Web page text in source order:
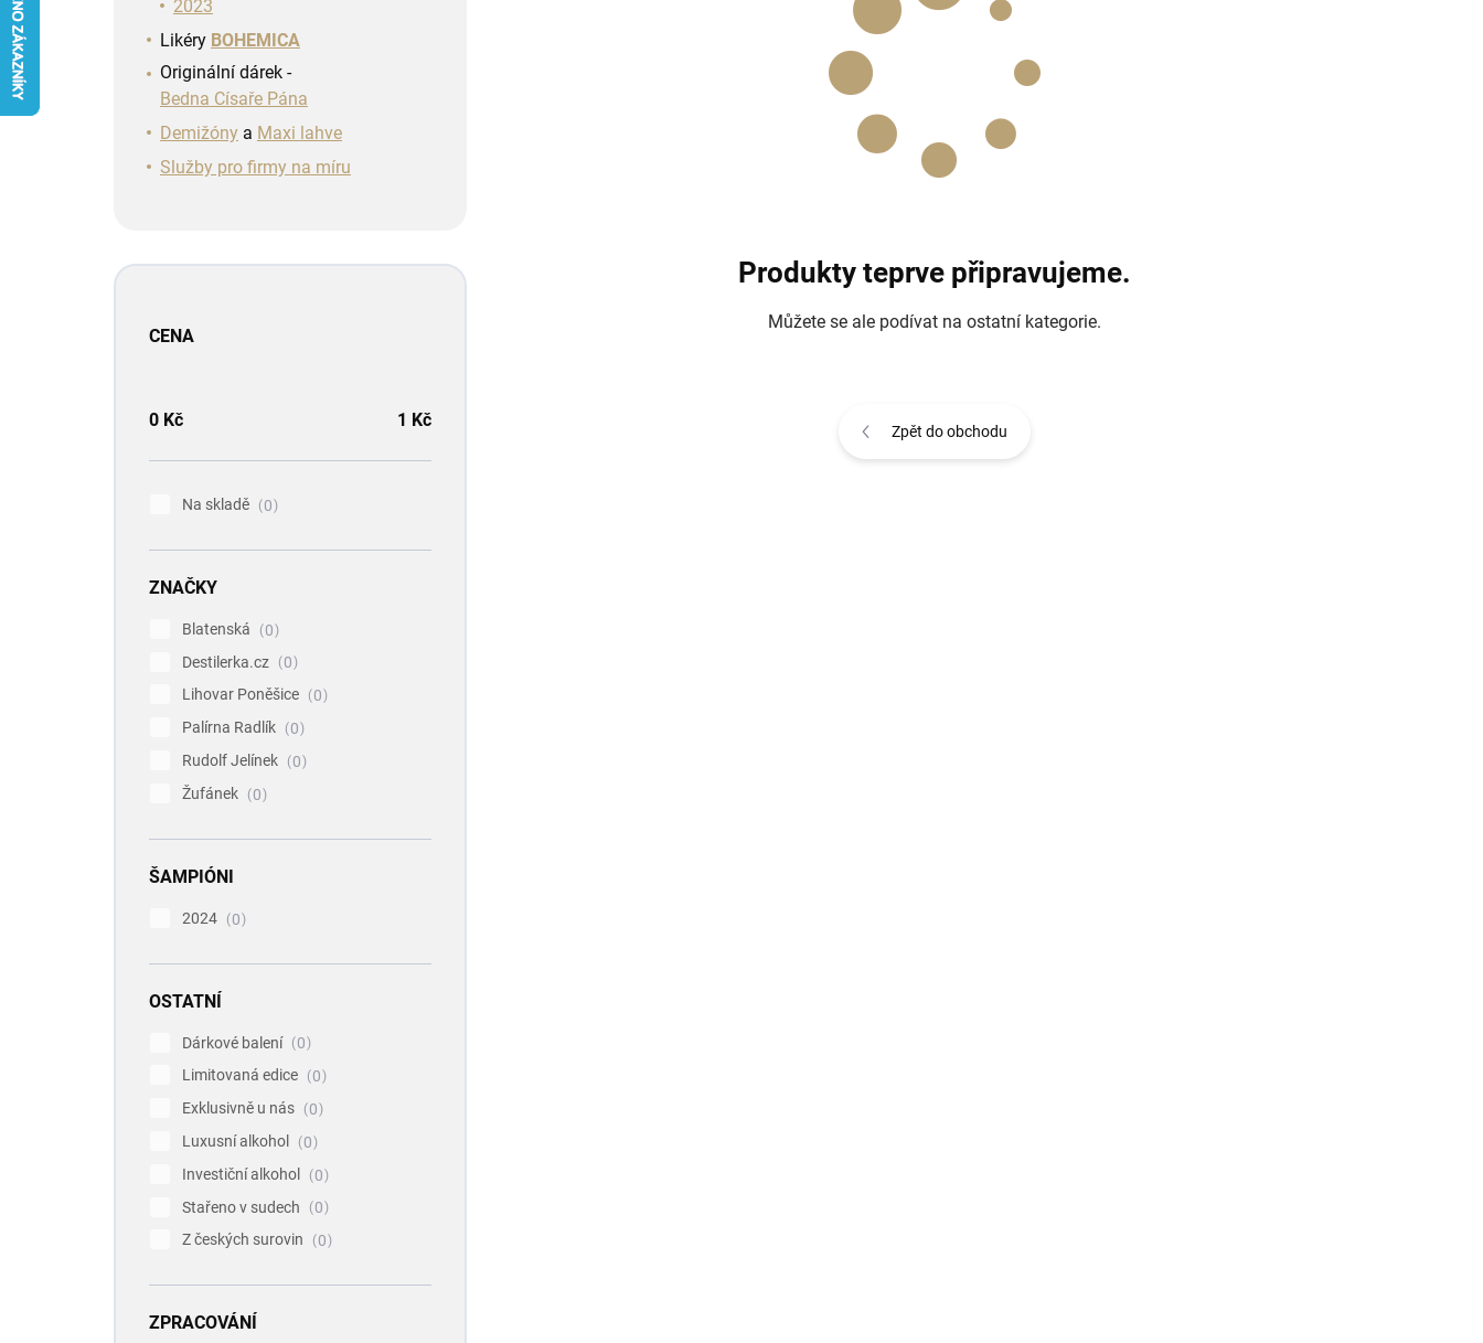
2023
Likéry BOHEMICA
Originální dárek -
Bedna Císaře Pána
Demižóny a Maxi lahve
Služby pro firmy na míru
CENA
0 Kč 1 Kč
Na skladě 0
ZNAČKY
Blatenská
0
Destilerka.cz
0
Lihovar Poněšice
0
Palírna Radlík
0
Rudolf Jelínek
0
Žufánek
0
ŠAMPIÓNI
2024 0
OSTATNÍ
Dárkové balení
0
Limitovaná edice
0
Exklusivně u nás
0
Luxusní alkohol
0
Investiční alkohol
0
Stařeno v sudech
0
Z českých surovin
0
ZPRACOVÁNÍ
Produkty teprve připravujeme.
Můžete se ale podívat na ostatní kategorie.
Zpět do obchodu